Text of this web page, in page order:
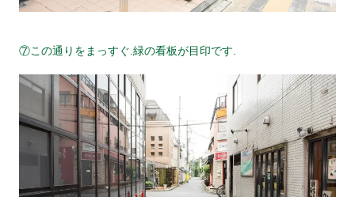
⑦この通りをまっすぐ.緑の看板が目印です.